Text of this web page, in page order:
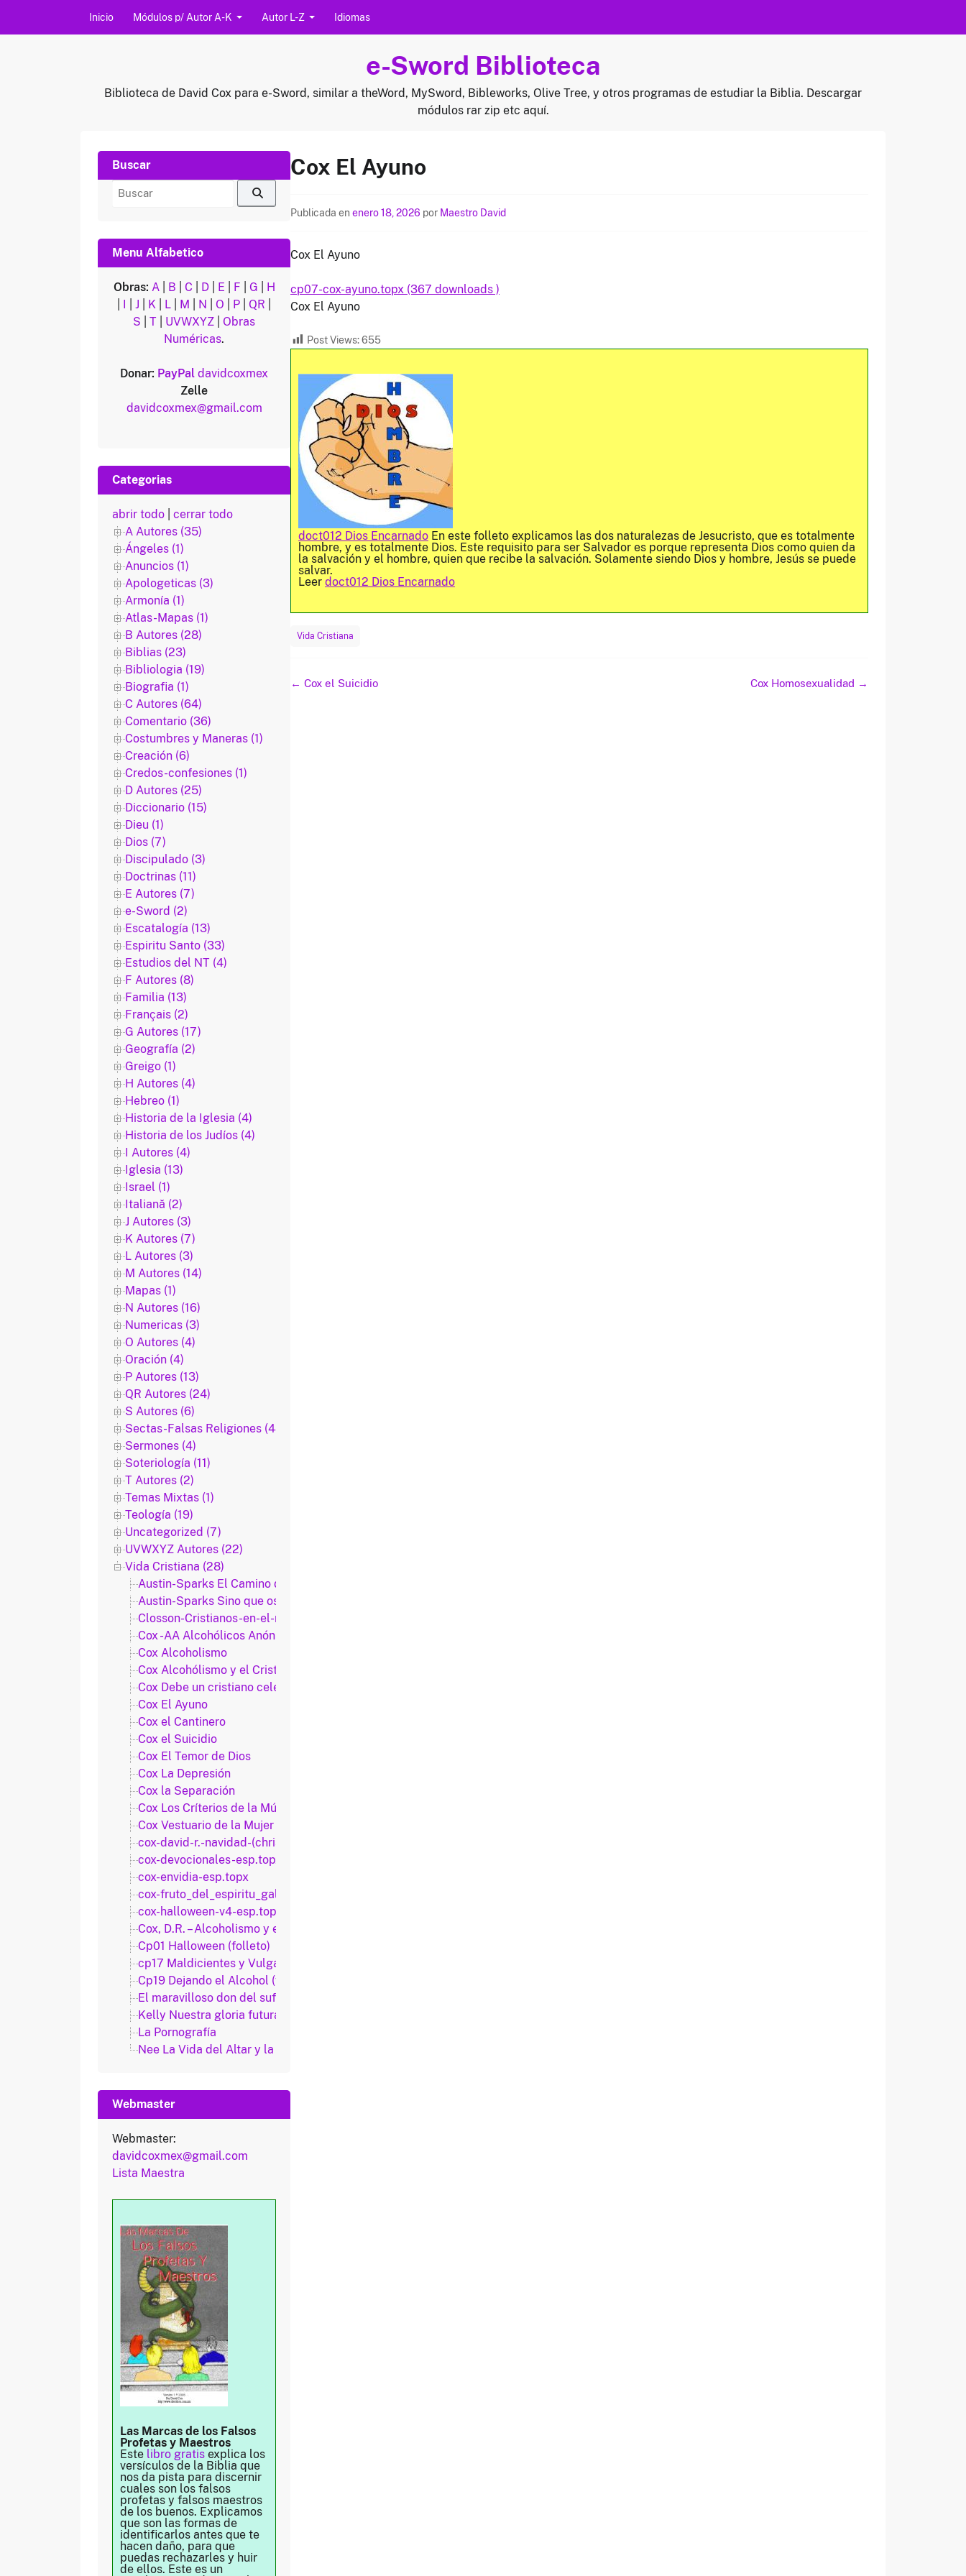
Inicio
Módulos p/ Autor A-K Autor L-Z Idiomas
e-Sword Biblioteca
Biblioteca de David Cox para e-Sword, similar a theWord, MySword, Bibleworks, Olive Tree, y otros programas de estudiar la Biblia. Descargar
módulos rar zip etc aquí.
Cox El Ayuno
Publicada en enero 18, 2026 por Maestro David
Cox El Ayuno
cp07-cox-ayuno.topx (367 downloads )
Cox El Ayuno
Post Views:655
doct012 Dios Encarnado En este folleto explicamos las dos naturalezas de Jesucristo, que es totalmente
hombre, y es totalmente Dios. Este requisito para ser Salvador es porque representa Dios como quien da
la salvación y el hombre, quien que recibe la salvación. Solamente siendo Dios y hombre, Jesús se puede
salvar.
Leer doct012 Dios Encarnado
Vida Cristiana
Navegación
← Cox el Suicidio Cox Homosexualidad →
Buscar
Buscar
Menu Alfabetico
Obras: A| B C D| E F G
H
I J K L M N O P QR
S
T UVWXYZ
Obras
Numéricas.
Donar: PayPal davidcoxmex
Zelle
davidcoxmex@gmail.com
Categorias
abrir todo
cerrar todo
A Autores (35)
Ángeles (1)
Anuncios (1)
Apologeticas (3)
Armonía (1)
Atlas-Mapas (1)
B Autores (28)
Biblias (23)
Bibliologia (19)
Biografia (1)
C Autores (64)
Comentario (36)
Costumbres y Maneras (1)
Creación (6)
Credos-confesiones (1)
D Autores (25)
Diccionario (15)
Dieu (1)
Dios (7)
Discipulado (3)
Doctrinas (11)
E Autores (7)
e-Sword (2)
Escatalogía (13)
Espiritu Santo (33)
Estudios del NT (4)
F Autores (8)
Familia (13)
Français (2)
G Autores (17)
Geografía (2)
Greigo (1)
H Autores (4)
Hebreo (1)
Historia de la Iglesia (4)
Historia de los Judíos (4)
I Autores (4)
Iglesia (13)
Israel (1)
Italiană (2)
J Autores (3)
K Autores (7)
L Autores (3)
M Autores (14)
Mapas (1)
N Autores (16)
Numericas (3)
O Autores (4)
Oración (4)
P Autores (13)
QR Autores (24)
S Autores (6)
Sectas-Falsas Religiones (48)
Sermones (4)
Soteriología (11)
T Autores (2)
Temas Mixtas (1)
Teología (19)
Uncategorized (7)
UVWXYZ Autores (22)
Vida Cristiana (28)
Austin-Sparks El Camino del Crecimiento
Austin-Sparks Sino que os habéis acercado al Monte de Sión
Closson-Cristianos-en-el-mundo.topx
Cox -AA Alcohólicos Anónimos
Cox Alcoholismo
Cox Alcohólismo y el Cristiano
Cox Debe un cristiano celebrar Navidad
Cox El Ayuno
Cox el Cantinero
Cox el Suicidio
Cox El Temor de Dios
Cox La Depresión
Cox la Separación
Cox Los Críterios de la Música Cristiana
Cox Vestuario de la Mujer Cristiana
cox-david-r.-navidad-(christmas)-esp.topx
cox-devocionales-esp.topx
cox-envidia-esp.topx
cox-fruto_del_espiritu_gal_5_22-esp.topx
cox-halloween-v4-esp.topx
Cox, D.R. – Alcoholismo y el Cristiano
Cp01 Halloween (folleto)
cp17 Maldicientes y Vulgares
Cp19 Dejando el Alcohol (folleto)
El maravilloso don del sufrimiento
Kelly Nuestra gloria futura y nuestro gemido presente
La Pornografía
Nee La Vida del Altar y la Tienda
Webmaster
Webmaster:
davidcoxmex@gmail.com
Lista Maestra
Las Marcas de los Falsos
Profetas y Maestros
Este libro gratis explica los
versículos de la Biblia que
nos da pista para discernir
cuales son los falsos
profetas y falsos maestros
de los buenos. Explicamos
que son las formas de
identificarlos antes que te
hacen daño, para que
puedas rechazarles y huir
de ellos. Este es un